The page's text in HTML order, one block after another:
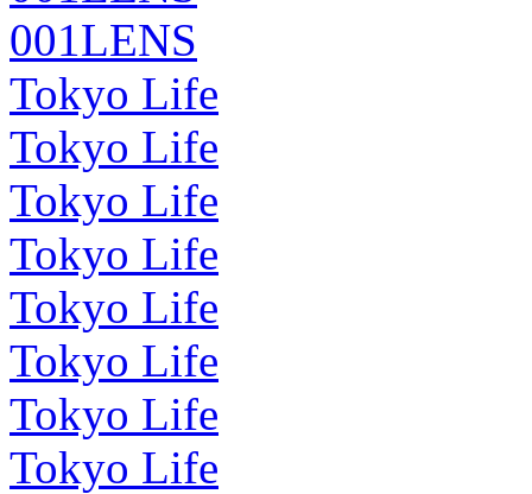
001LENS
Tokyo Life
Tokyo Life
Tokyo Life
Tokyo Life
Tokyo Life
Tokyo Life
Tokyo Life
Tokyo Life